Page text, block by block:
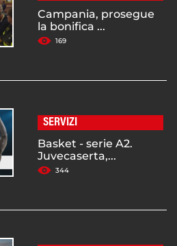
Campania, prosegue
la bonifica ...
169
SERVIZI
Basket - serie A2.
Juvecaserta,...
344